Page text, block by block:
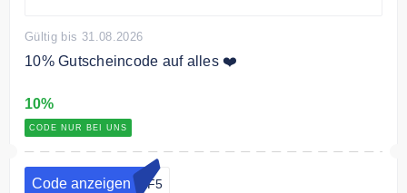
Gültig bis 31.08.2026
10% Gutscheincode auf alles ❤️
10%
CODE NUR BEI UNS
Code anzeigen -LF5